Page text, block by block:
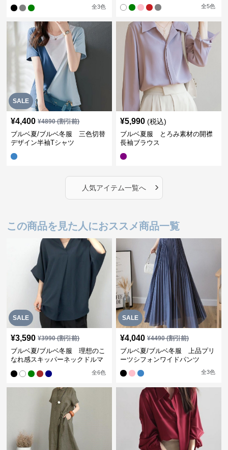
全3色 全5色
SALE
¥4,400 ¥4890(割引前)
ブルベ夏/ブルベ冬服 三色切替
デザイン半袖Tシャツ
¥5,990 (税込)
ブルベ夏服 とろみ素材の開襟
長袖ブラウス
人気アイテム一覧へ ›
この商品を見た人におススメ商品一覧
SALE
¥3,590 ¥3990(割引前)
ブルベ夏/ブルベ冬服 理想のこ
なれ感スキッパーネックドルマ
全6色
SALE
¥4,040 ¥4490(割引前)
ブルベ夏/ブルベ冬服 上品プリ
ーツシフォンワイドパンツ
全3色